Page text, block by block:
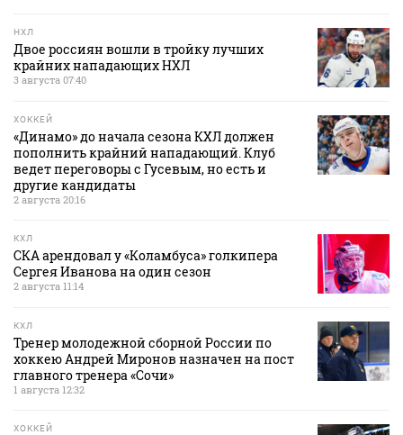
НХЛ
Двое россиян вошли в тройку лучших
крайних нападающих НХЛ
3 августа 07:40
ХОККЕЙ
«Динамо» до начала сезона КХЛ должен
пополнить крайний нападающий. Клуб
ведет переговоры с Гусевым, но есть и
другие кандидаты
2 августа 20:16
КХЛ
СКА арендовал у «Коламбуса» голкипера
Сергея Иванова на один сезон
2 августа 11:14
КХЛ
Тренер молодежной сборной России по
хоккею Андрей Миронов назначен на пост
главного тренера «Сочи»
1 августа 12:32
ХОККЕЙ